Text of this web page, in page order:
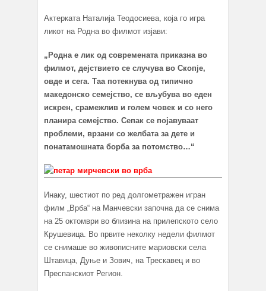
Актерката Наталија Теодосиева, која го игра
ликот на Родна во филмот изјави:
„Родна е лик од современата приказна во
филмот, дејствието се случува во Скопје,
овде и сега. Таа потекнува од типично
македонско семејство, се вљубува во еден
искрен, срамежлив и голем човек и со него
планира семејство. Сепак се појавуваат
проблеми, врзани со желбата за дете и
понатамошната борба за потомство…“
Инаку, шестиот по ред долгометражен игран
филм „Врба“ на Манчевски започна да се снима
на 25 октомври во близина на прилепското село
Крушевица. Во првите неколку недели филмот
се снимаше во живописните мариовски села
Штавица, Дуње и Зович, на Трескавец и во
Преспанскиот Регион.